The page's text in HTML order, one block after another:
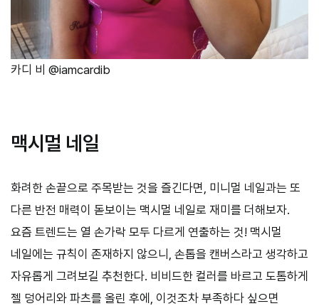
카디 비 @iamcardib
맥시멀 네일
화려한 손끝으로 주목받는 것을 즐긴다면, 미니멀 네일과는 또
다른 반전 매력이 돋보이는 맥시멀 네일로 재미를 더해보자.
요즘 트렌드는 열 손가락 모두 다르게 연출하는 것! 맥시멀
네일에는 규칙이 존재하지 않으니, 손톱을 캔버스라고 생각하고
자유롭게 그려보길 추천한다. 비비드한 컬러를 바르고 도톰하게
젤 덩어리와 파츠를 올린 후에, 이것조차 부족하다 싶으면